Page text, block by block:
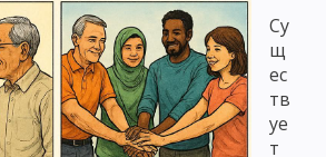
Су
щ
ес
тв
уе
т